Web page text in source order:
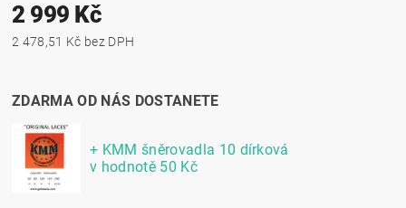
2 999 Kč
2 478,51 Kč bez DPH
ZDARMA OD NÁS DOSTANETE
+ KMM šněrovadla 10 dírková
v hodnotě 50 Kč